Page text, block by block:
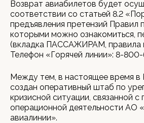
Возврат авиабилетов будет
соответствии со статьей 8.2
предъявления претензий Правил
которыми можно ознакомиться,
(вкладка ПАССАЖИРАМ, правила
Телефон «Горячей линии»: 8-
Между тем, в настоящее время в
создан оперативный штаб по
кризисной ситуации, связанной
операционной деятельности АО
авиалинии».